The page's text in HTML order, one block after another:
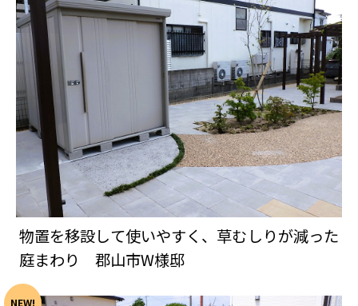
物置を移設して使いやすく、草むしりが減った
庭まわり 郡山市W様邸